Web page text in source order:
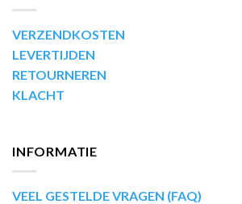
VERZENDKOSTEN
LEVERTIJDEN
RETOURNEREN
KLACHT
INFORMATIE
VEEL GESTELDE VRAGEN (FAQ)